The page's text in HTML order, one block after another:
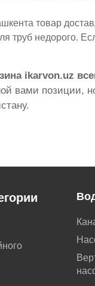
товар
труб недорого.
ikarvon.uz
вами позиции,